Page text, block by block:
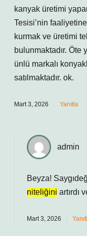
kanyak üretimi
Tesisi’nin
kurmak ve üretimi
bulunmaktadır. Öte
ünlü markalı
satılmaktadır. ok.
Mart 3, 2026 Yanıtla
admin
Beyza!
niteliğini artırdı
Mart 3, 2026